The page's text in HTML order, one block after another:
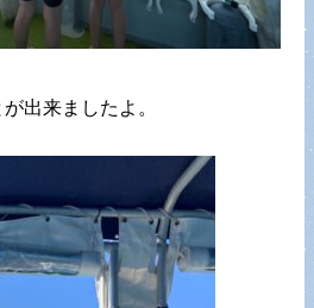
出来ましたよ。